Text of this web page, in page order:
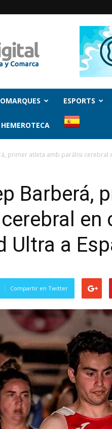
ESPORTS
HEMEROTECA
primer atleta amb paràlisi cerebral
Barberá,
en
Ultra a
Compartir en Twitter